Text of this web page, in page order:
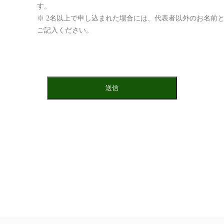
す。
※ 2名以上で申し込まれた場合には、代表者以外のお名前
ご記入ください。